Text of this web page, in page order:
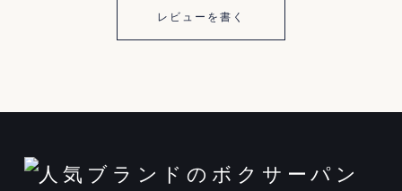
レビューを書く